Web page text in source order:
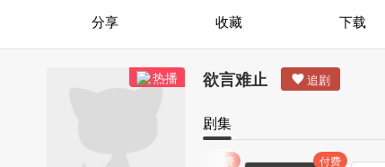
分享 收藏 下载
热播 欲言难止
剧集
付费 付费